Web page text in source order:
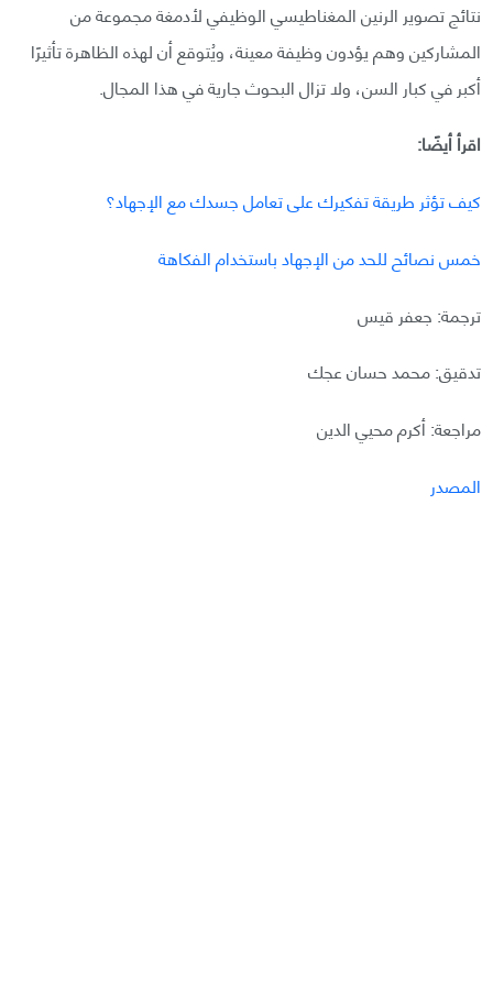
نتائج تصوير الرنين المغناطيسي الوظيفي لأدمغة مجموعة من
المشاركين وهم يؤدون وظيفة معينة، ويُتوقع أن لهذه الظاهرة تأثيرًا
أكبر في كبار السن، ولا تزال البحوث جارية في هذا المجال.
اقرأ أيضًا:
كيف تؤثر طريقة تفكيرك على تعامل جسدك مع الإجهاد؟
خمس نصائح للحد من الإجهاد باستخدام الفكاهة
ترجمة: جعفر قيس
تدقيق: محمد حسان عجك
مراجعة: أكرم محيي الدين
المصدر